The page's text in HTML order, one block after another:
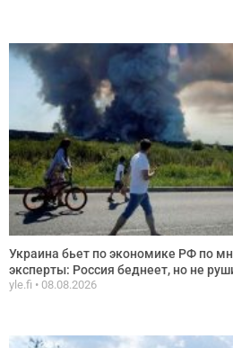
Украина бьет по экономике РФ по
эксперты: Россия беднеет, но не
yle.fi 08.08.2026